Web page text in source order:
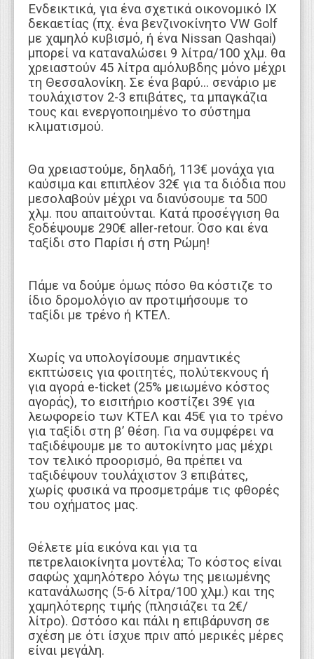
Ενδεικτικά, για ένα σχετικά οικονομικό ΙΧ
δεκαετίας (πχ. ένα βενζινοκίνητο VW Golf
με χαμηλό κυβισμό, ή ένα Nissan Qashqai)
μπορεί να καταναλώσει 9 λίτρα/100 χλμ. θα
χρειαστούν 45 λίτρα αμόλυβδης μόνο μέχρι
τη Θεσσαλονίκη. Σε ένα βαρύ... σενάριο με
τουλάχιστον 2-3 επιβάτες, τα μπαγκάζια
τους και ενεργοποιημένο το σύστημα
κλιματισμού.
Θα χρειαστούμε, δηλαδή, 113€ μονάχα για
καύσιμα και επιπλέον 32€ για τα διόδια που
μεσολαβούν μέχρι να διανύσουμε τα 500
χλμ. που απαιτούνται. Κατά προσέγγιση θα
ξοδέψουμε 290€ aller-retour. Όσο και ένα
ταξίδι στο Παρίσι ή στη Ρώμη!
Πάμε να δούμε όμως πόσο θα κόστιζε το
ίδιο δρομολόγιο αν προτιμήσουμε το
ταξίδι με τρένο ή ΚΤΕΛ.
Χωρίς να υπολογίσουμε σημαντικές
εκπτώσεις για φοιτητές, πολύτεκνους ή
για αγορά e-ticket (25% μειωμένο κόστος
αγοράς), το εισιτήριο κοστίζει 39€ για
λεωφορείο των ΚΤΕΛ και 45€ για το τρένο
για ταξίδι στη β’ θέση. Για να συμφέρει να
ταξιδέψουμε με το αυτοκίνητο μας μέχρι
τον τελικό προορισμό, θα πρέπει να
ταξιδέψουν τουλάχιστον 3 επιβάτες,
χωρίς φυσικά να προσμετράμε τις φθορές
του οχήματος μας.
Θέλετε μία εικόνα και για τα
πετρελαιοκίνητα μοντέλα; Το κόστος είναι
σαφώς χαμηλότερο λόγω της μειωμένης
κατανάλωσης (5-6 λίτρα/100 χλμ.) και της
χαμηλότερης τιμής (πλησιάζει τα 2€/
λίτρο). Ωστόσο και πάλι η επιβάρυνση σε
σχέση με ότι ίσχυε πριν από μερικές μέρες
είναι μεγάλη.